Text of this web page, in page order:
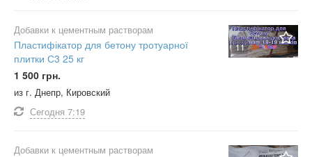
11
Добавки к цементным растворам
Пластифікатор для бетону тротуарної
плитки С3 25 кг
1 500 грн.
из г. Днепр, Кировский
Сегодня 7:19
Добавки к цементным растворам